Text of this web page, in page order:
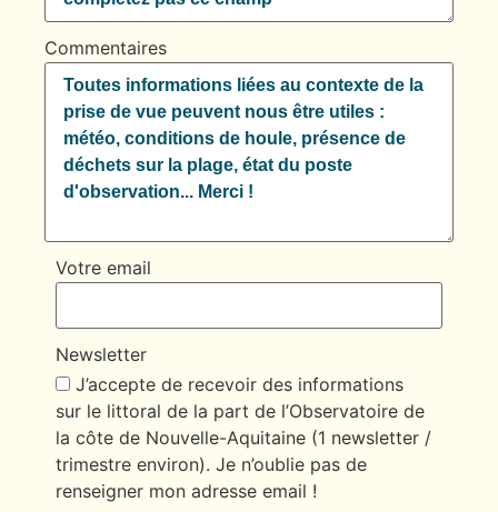
Commentaires
Votre email
Newsletter
J’accepte de recevoir des informations
sur le littoral de la part de l’Observatoire de
la côte de Nouvelle-Aquitaine (1 newsletter /
trimestre environ). Je n’oublie pas de
renseigner mon adresse email !